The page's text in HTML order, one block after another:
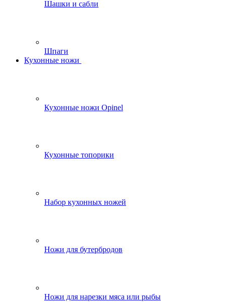
Шашки и сабли
Шпаги
Кухонные ножи
Кухонные ножи Opinel
Кухонные топорики
Набор кухонных ножей
Ножи для бутербродов
Ножи для нарезки мяса или рыбы